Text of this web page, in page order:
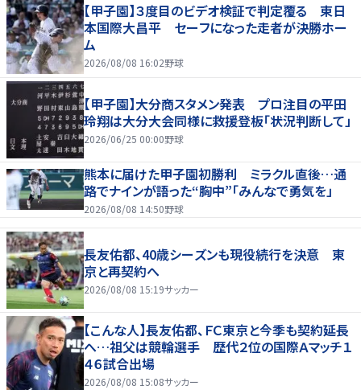
【甲子園】３度目のビデオ検証で判定覆る 東日
本国際大昌平 セーフになった走者が決勝ホー
ム
2026/08/08 16:02野球
【甲子園】大分商スタメン発表 プロ注目の平田
玲翔は大分大会同様に救援登板「状況判断して」
2026/06/25 00:00野球
熊本に届けた甲子園初勝利 ミラクル直後…通
路でナインが語った“胸中”「みんなで勇気を」
2026/08/08 14:50野球
長友佑都、40歳シーズンも現役続行を決意 東
京と再契約へ
2026/08/08 15:19サッカー
【こんな人】長友佑都、ＦＣ東京と今季も契約延長
へ…祖父は競輪選手 歴代２位の国際Ａマッチ１
４６試合出場
2026/08/08 15:08サッカー